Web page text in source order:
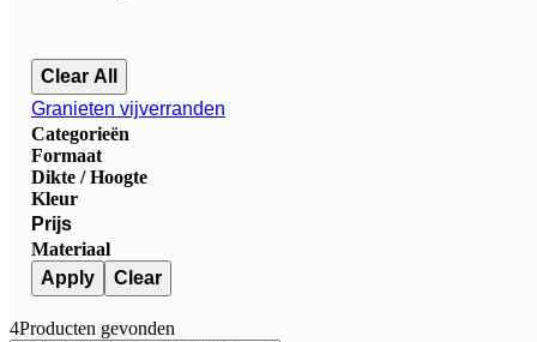
Clear All
Granieten vijverranden
Categorieën
Formaat
Dikte / Hoogte
Kleur
Prijs
Materiaal
Apply
Clear
4Producten gevonden